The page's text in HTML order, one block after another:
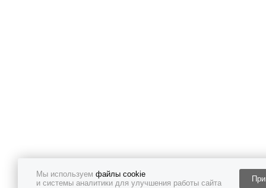
Мы используем файлы cookie
и системы аналитики для улучшения работы сайта